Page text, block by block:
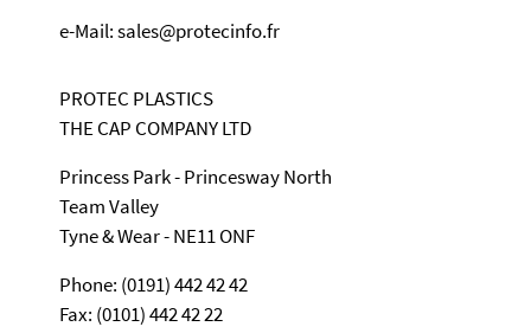
e-Mail: sales@protecinfo.fr
PROTEC PLASTICS
THE CAP COMPANY LTD
Princess Park - Princesway North
Team Valley
Tyne & Wear - NE11 ONF
Phone: (0191) 442 42 42
Fax: (0101) 442 42 22